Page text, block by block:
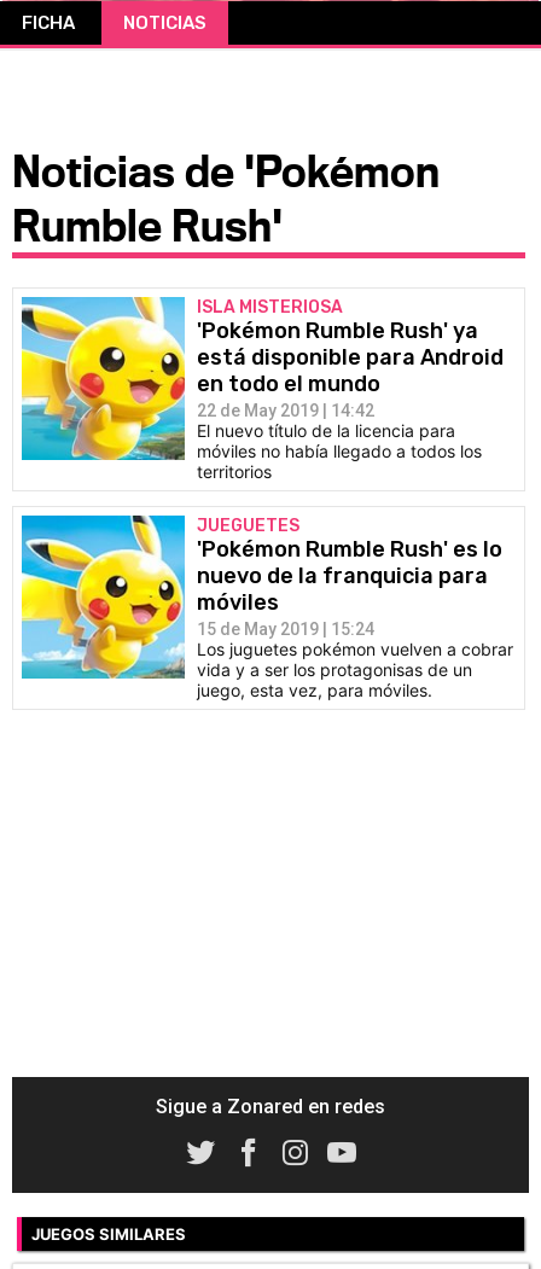
FICHA NOTICIAS
Noticias de 'Pokémon
Rumble Rush'
ISLA MISTERIOSA
'Pokémon Rumble Rush' ya
está disponible para Android
en todo el mundo
22 de May 2019 | 14:42
El nuevo título de la licencia para
móviles no había llegado a todos los
territorios
JUEGUETES
'Pokémon Rumble Rush' es lo
nuevo de la franquicia para
móviles
15 de May 2019 | 15:24
Los juguetes pokémon vuelven a cobrar
vida y a ser los protagonisas de un
juego, esta vez, para móviles.
Sigue a Zonared en redes
JUEGOS SIMILARES